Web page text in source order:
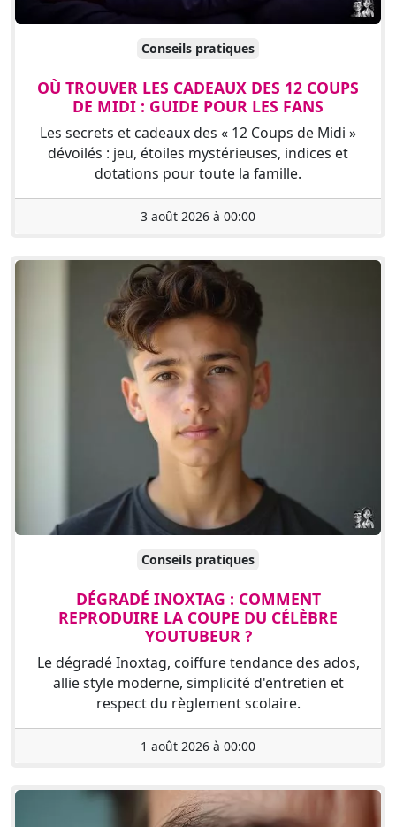
Conseils pratiques
OÙ TROUVER LES CADEAUX DES 12 COUPS
DE MIDI : GUIDE POUR LES FANS
Les secrets et cadeaux des « 12 Coups de Midi »
dévoilés : jeu, étoiles mystérieuses, indices et
dotations pour toute la famille.
3 août 2026 à 00:00
Conseils pratiques
DÉGRADÉ INOXTAG : COMMENT
REPRODUIRE LA COUPE DU CÉLÈBRE
YOUTUBEUR ?
Le dégradé Inoxtag, coiffure tendance des ados,
allie style moderne, simplicité d'entretien et
respect du règlement scolaire.
1 août 2026 à 00:00